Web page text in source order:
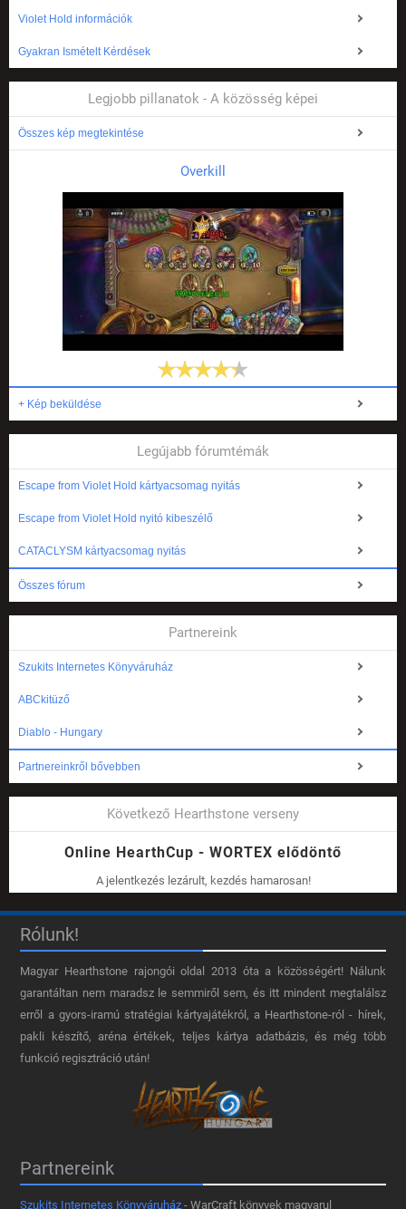
Violet Hold információk
Gyakran Ismételt Kérdések
Legjobb pillanatok - A közösség képei
Összes kép megtekintése
Overkill
+ Kép beküldése
Legújabb fórumtémák
Escape from Violet Hold kártyacsomag nyitás
Escape from Violet Hold nyitó kibeszélő
CATACLYSM kártyacsomag nyitás
Összes fórum
Partnereink
Szukits Internetes Könyváruház
ABCkitüző
Diablo - Hungary
Partnereinkről bővebben
Következő Hearthstone verseny
Online HearthCup - WORTEX elődöntő
A jelentkezés lezárult, kezdés hamarosan!
Rólunk!
Magyar Hearthstone​ rajongói oldal 2013 óta a közösségért! Nálunk
garantáltan nem maradsz le semmiről sem, és itt mindent megtalálsz
erről a gyors-iramú stratégiai kártyajátékról, a Hearthstone-ról - hírek,
pakli készítő, aréna értékek, teljes kártya adatbázis, és még több
funkció regisztráció után!
Partnereink
Szukits Internetes Könyváruház - WarCraft könyvek magyarul